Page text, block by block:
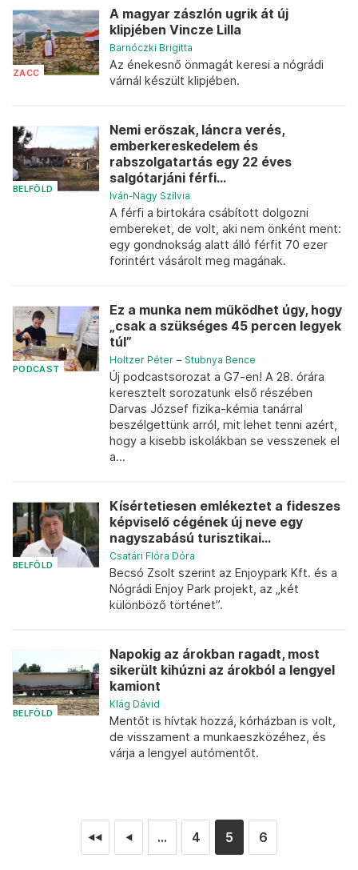
ZACC
A magyar zászlón ugrik át új
klipjében Vincze Lilla
Barnóczki Brigitta
Az énekesnő önmagát keresi a nógrádi
várnál készült klipjében.
BELFÖLD
Nemi erőszak, láncra verés,
emberkereskedelem és
rabszolgatartás egy 22 éves
salgótarjáni férfi...
Iván-Nagy Szilvia
A férfi a birtokára csábított dolgozni
embereket, de volt, aki nem önként ment:
egy gondnokság alatt álló férfit 70 ezer
forintért vásárolt meg magának.
PODCAST
Ez a munka nem működhet úgy, hogy
„csak a szükséges 45 percen legyek
túl”
Holtzer Péter – Stubnya Bence
Új podcastsorozat a G7-en! A 28. órára
keresztelt sorozatunk első részében
Darvas József fizika-kémia tanárral
beszélgettünk arról, mit lehet tenni azért,
hogy a kisebb iskolákban se vesszenek el
a...
BELFÖLD
Kísértetiesen emlékeztet a fideszes
képviselő cégének új neve egy
nagyszabású turisztikai...
Csatári Flóra Dóra
Becsó Zsolt szerint az Enjoypark Kft. és a
Nógrádi Enjoy Park projekt, az „két
különböző történet”.
BELFÖLD
Napokig az árokban ragadt, most
sikerült kihúzni az árokból a lengyel
kamiont
Klág Dávid
Mentőt is hívtak hozzá, kórházban is volt,
de visszament a munkaeszközéhez, és
várja a lengyel autómentőt.
◄◄ ◄ ... 4 5 6